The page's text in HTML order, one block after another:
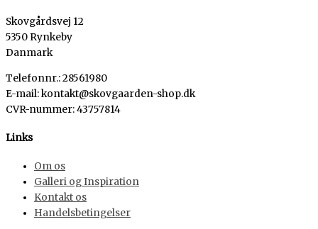
Skovgårdsvej 12
5350 Rynkeby
Danmark
Telefonnr.: 28561980
E-mail: kontakt@skovgaarden-shop.dk
CVR-nummer:43757814
Links
Om os
Galleri og Inspiration
Kontakt os
Handelsbetingelser